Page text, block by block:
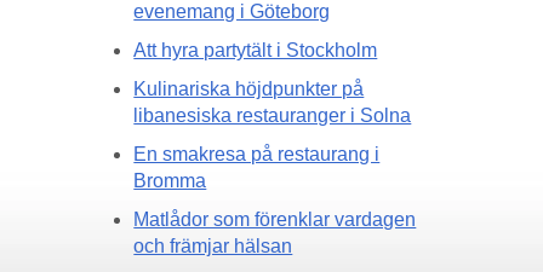
evenemang i Göteborg
Att hyra partytält i Stockholm
Kulinariska höjdpunkter på
libanesiska restauranger i Solna
En smakresa på restaurang i
Bromma
Matlådor som förenklar vardagen
och främjar hälsan